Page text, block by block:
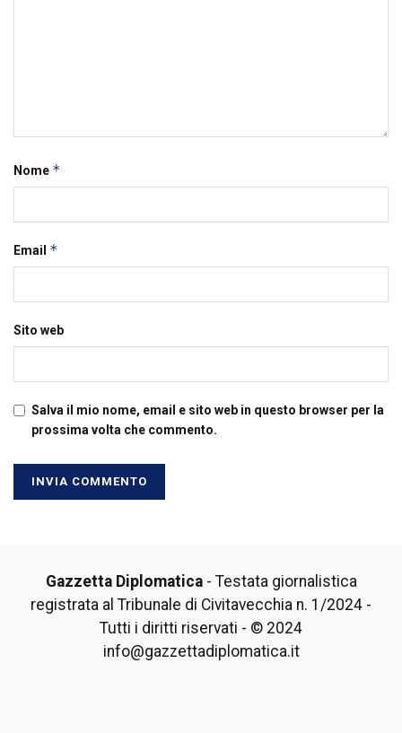
Nome *
Email *
Sito web
Salva il mio nome, email e sito web in questo browser per la
prossima volta che commento.
Gazzetta Diplomatica- Testata giornalistica
registrata al Tribunale di Civitavecchia n. 1/2024 -
Tutti i diritti riservati - © 2024
info@gazzettadiplomatica.it